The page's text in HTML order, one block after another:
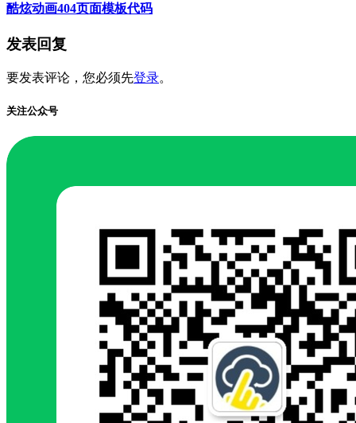
酷炫动画404页面模板代码
发表回复
要发表评论，您必须先登录。
关注公众号